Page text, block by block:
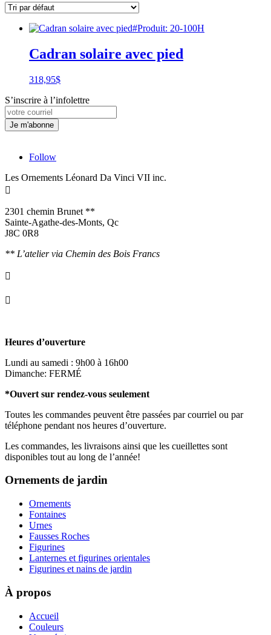
#Produit: 20-100H
Cadran solaire avec pied
318,95$
S’inscrire à l’infolettre
Follow
Les Ornements Léonard Da Vinci VII inc.

2301 chemin Brunet **
Sainte-Agathe-des-Monts, Qc
J8C 0R8
** L’atelier via Chemin des Bois Francs


Heures d’ouverture
Lundi au samedi : 9h00 à 16h00
Dimanche: FERMÉ
*Ouvert sur rendez-vous seulement
Toutes les commandes peuvent être passées par courriel ou par
téléphone pendant nos heures d’ouverture.
Les commandes, les livraisons ainsi que les cueillettes sont
disponibles tout au long de l’année!
Ornements de jardin
Ornements
Fontaines
Urnes
Fausses Roches
Figurines
Lanternes et figurines orientales
Figurines et nains de jardin
À propos
Accueil
Couleurs